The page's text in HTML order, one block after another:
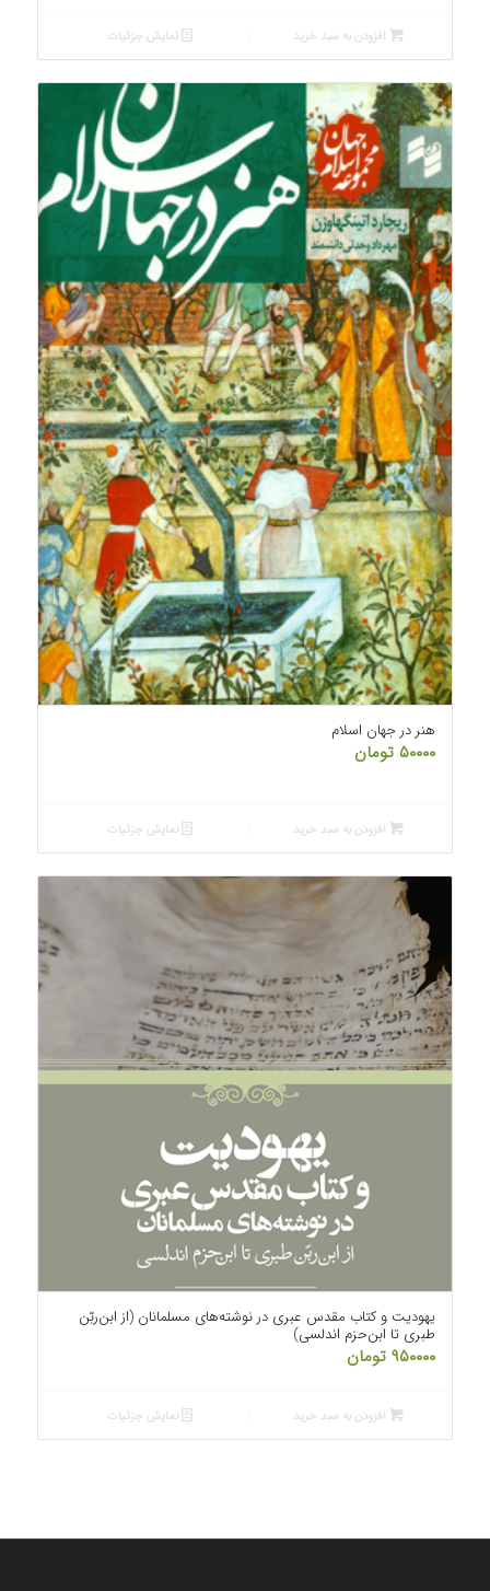
افزودن به سبد خرید نمایش جزئیات
هنر در جهان اسلام
۵۰۰۰۰ تومان
افزودن به سبد خرید نمایش جزئیات
یهودیت و کتاب مقدس عبری در نوشته‌های مسلمانان (از ابن‌ربّن
طبری تا ابن‌حزم اندلسی)
۹۵۰۰۰۰ تومان
افزودن به سبد خرید نمایش جزئیات